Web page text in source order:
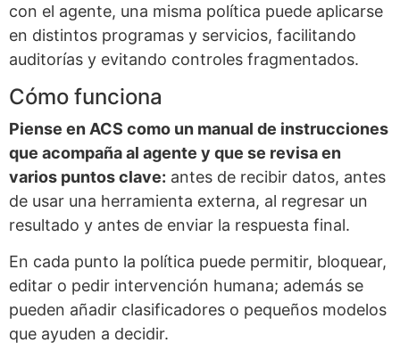
con el agente, una misma política puede aplicarse
en distintos programas y servicios, facilitando
auditorías y evitando controles fragmentados.
Cómo funciona
Piense en ACS como un manual de instrucciones
que acompaña al agente y que se revisa en
varios puntos clave: antes de recibir datos, antes
de usar una herramienta externa, al regresar un
resultado y antes de enviar la respuesta final.
En cada punto la política puede permitir, bloquear,
editar o pedir intervención humana; además se
pueden añadir clasificadores o pequeños modelos
que ayuden a decidir.